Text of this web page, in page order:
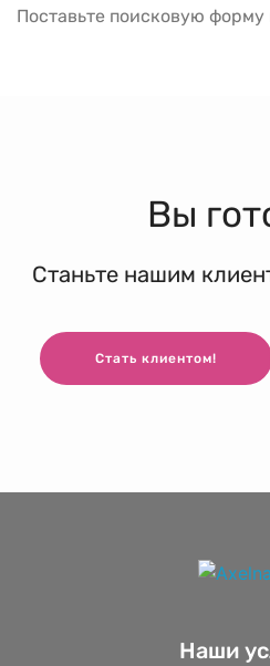
Поставьте поисковую форму
Вы
Станьте нашим
Стать клиентом!
Наши